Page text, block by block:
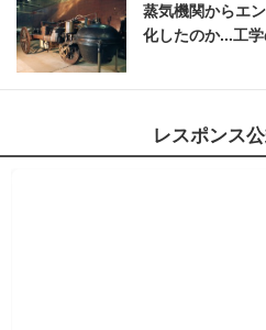
蒸気機関からエ
化したのか...工
レスポンス